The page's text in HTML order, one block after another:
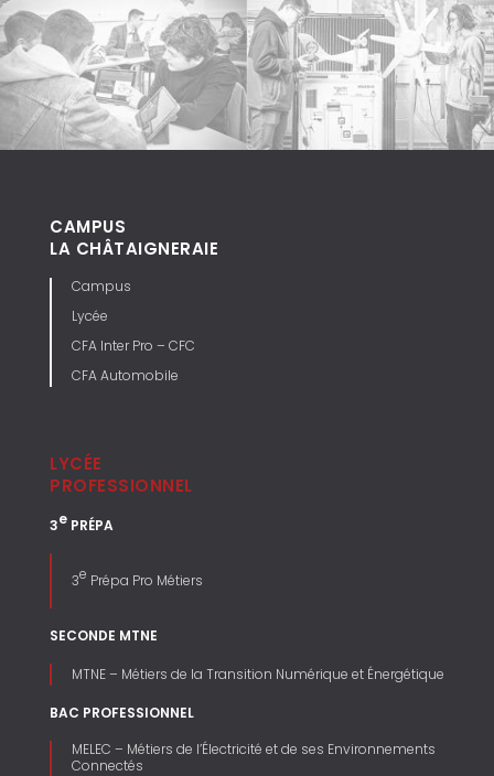
CAMPUS
LA CHÂTAIGNERAIE
Campus
Lycée
CFA Inter Pro – CFC
CFA Automobile
LYCÉE
PROFESSIONNEL
3e PRÉPA
3e Prépa Pro Métiers
SECONDE MTNE
MTNE – Métiers de la Transition Numérique et Énergétique
BAC PROFESSIONNEL
MELEC – Métiers de l’Électricité et de ses Environnements
Connectés